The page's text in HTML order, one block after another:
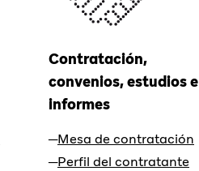
Contratación,
convenios, estudios e
informes
Mesa de contratación
Perfil del contratante